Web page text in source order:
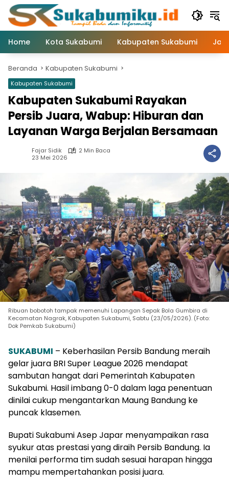
Langsung
konten
Home
Kota Sukabumi Kabupaten Sukabumi
Beranda Kabupaten Sukabumi
Kabupaten Sukabumi
Kabupaten Sukabumi Rayakan
Persib Juara, Wabup: Hiburan dan
Layanan Warga Berjalan Bersamaan
Fajar Sidik
2 Min Baca
23 Mei 2026
Ribuan bobotoh tampak memenuhi Lapangan Sepak Bola Gumbira di
Kecamatan Nagrak, Kabupaten Sukabumi, Sabtu (23/05/2026). (Foto:
Dok Pemkab Sukabumi)
SUKABUMI – Keberhasilan Persib Bandung meraih
gelar juara BRI Super League 2026 mendapat
sambutan hangat dari Pemerintah Kabupaten
Sukabumi. Hasil imbang 0-0 dalam laga penentuan
dinilai cukup mengantarkan Maung Bandung ke
puncak klasemen.
Bupati Sukabumi Asep Japar menyampaikan rasa
syukur atas prestasi yang diraih Persib Bandung. Ia
menilai performa tim sudah sesuai harapan hingga
mampu mempertahankan posisi juara.